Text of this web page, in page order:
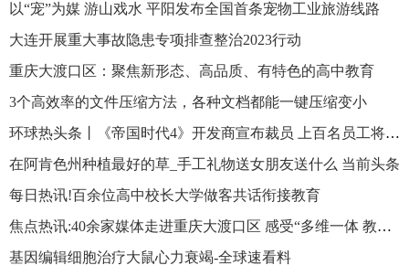
以“宠”为媒 游山戏水 平阳发布全国首条宠物工业旅游线路
大连开展重大事故隐患专项排查整治2023行动
重庆大渡口区：聚焦新形态、高品质、有特色的高中教育
3个高效率的文件压缩方法，各种文档都能一键压缩变小
环球热头条丨《帝国时代4》开发商宣布裁员 上百名员工将受影响
在阿肯色州种植最好的草_手工礼物送女朋友送什么 当前头条
每日热讯!百余位高中校长大学做客共话衔接教育
焦点热讯:40余家媒体走进重庆大渡口区 感受“多维一体 教育大渡”
基因编辑细胞治疗大鼠心力衰竭-全球速看料